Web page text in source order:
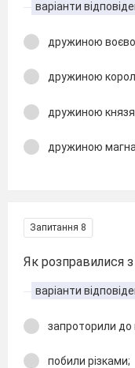
варіанти
дружиною
дружиною
дружиною
дружиною
Запитання 8
Як розправилися
варіанти
запроторили до
побили різками;